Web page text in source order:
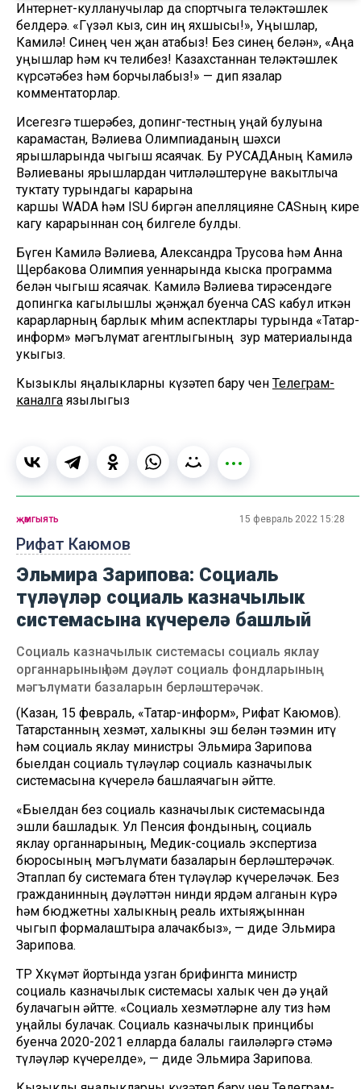
Интернет-кулланучылар да спортчыга теләктәшлек
белдерә. «Гүзәл кыз, син иң яхшысы!», Уңышлар,
Камилә! Синең өчен җан атабыз! Без синең белән», «Аңа
уңышлар һәм көч телибез! Казахстаннан теләктәшлек
күрсәтәбез һәм борчылабыз!» — дип язалар
комментаторлар.
Исегезгә төшерәбез, допинг-тестның уңай булуына
карамастан, Вәлиева Олимпиаданың шәхси
ярышларында чыгыш ясаячак. Бу РУСАДАның Камилә
Вәлиеваны ярышлардан читләләштерүне вакытлыча
туктату турындагы карарына
каршы WADA һәм ISU биргән апелляцияне CASның кире
кагу карарыннан соң билгеле булды.
Бүген Камилә Вәлиева, Александра Трусова һәм Анна
Щербакова Олимпия уеннарында кыска программа
белән чыгыш ясаячак. Камилә Вәлиева тирәсендәге
допингка кагылышлы җәнҗал буенча CAS кабул иткән
карарларның барлык мөһим аспектлары турында «Татар-
информ» мәгълүмат агентлыгының зур материалында
укыгыз.
Кызыклы яңалыкларны күзәтеп бару өчен Телеграм-
каналга язылыгыз
Рифат Каюмов
җәмгыять 15 февраль 2022 15:28
Эльмира Зарипова: Социаль
түләүләр социаль казначылык
системасына күчерелә башлый
Социаль казначылык системасы социаль яклау
органнарының һәм дәүләт социаль фондларының
мәгълүмати базаларын берләштерәчәк.
(Казан, 15 февраль, «Татар-информ», Рифат Каюмов).
Татарстанның хезмәт, халыкны эш белән тәэмин итү
һәм социаль яклау министры Эльмира Зарипова
быелдан социаль түләүләр социаль казначылык
системасына күчерелә башлаячагын әйтте.
«Быелдан без социаль казначылык системасында
эшли башладык. Ул Пенсия фондының, социаль
яклау органнарының, Медик-социаль экспертиза
бюросының мәгълүмати базаларын берләштерәчәк.
Этаплап бу системага бөтен түләүләр күчереләчәк. Без
гражданинның дәүләттән нинди ярдәм алганын күрә
һәм бюджетны халыкның реаль ихтыяҗыннан
чыгып формалаштыра алачакбыз», — диде Эльмира
Зарипова.
ТР Хөкүмәт йортында узган брифингта министр
социаль казначылык системасы халык өчен дә уңай
булачагын әйтте. «Социаль хезмәтләрне алу тиз һәм
уңайлы булачак. Социаль казначылык принцибы
буенча 2020-2021 елларда балалы гаиләләргә өстәмә
түләүләр күчерелде», — диде Эльмира Зарипова.